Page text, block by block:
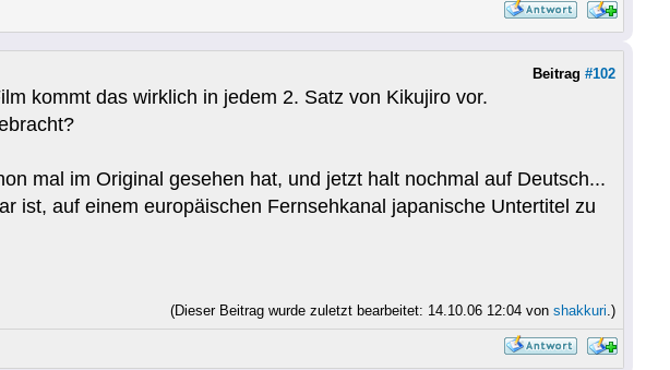
Beitrag #102
kommt das wirklich in jedem 2. Satz von Kikujiro vor.
mal im Original gesehen hat, und jetzt halt nochmal auf Deutsch...
ist, auf einem europäischen Fernsehkanal japanische Untertitel zu
(Dieser Beitrag wurde zuletzt bearbeitet: 14.10.06 12:04 von shakkuri.)